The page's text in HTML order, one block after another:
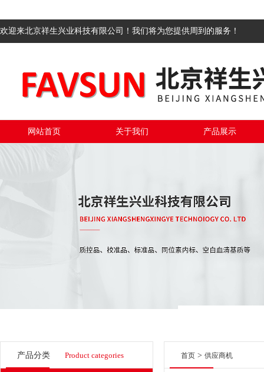
欢迎来北京祥生兴业科技有限公司！我们将为您提供周到的服务！
网站首页 关于我们 产品展示
产品分类 Product categories 首页 > 供应商机